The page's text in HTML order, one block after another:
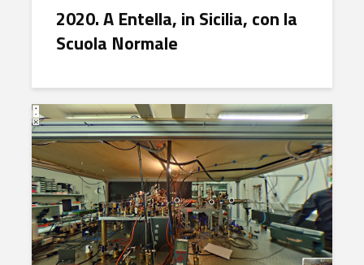
2020. A Entella, in Sicilia, con la
Scuola Normale